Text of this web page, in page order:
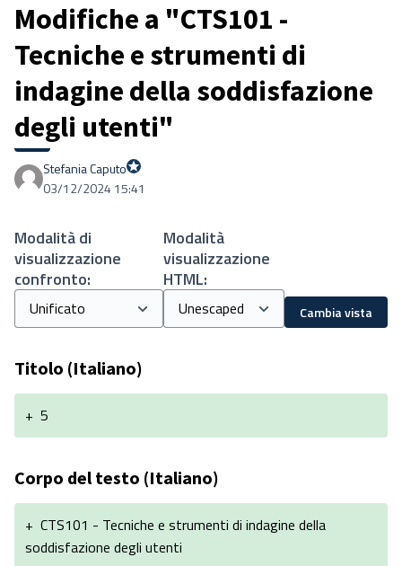
Modifiche a "CTS101 -
Tecniche e strumenti di
indagine della soddisfazione
degli utenti"
Stefania Caputo
Proprio Stefania
03/12/2024 15:41
Modalità di
visualizzazione
confronto:
Modalità
visualizzazione
HTML:
Cambia vista
Titolo (Italiano)
+ 5
Corpo del testo (Italiano)
+ CTS101 - Tecniche e strumenti di indagine della
soddisfazione degli utenti